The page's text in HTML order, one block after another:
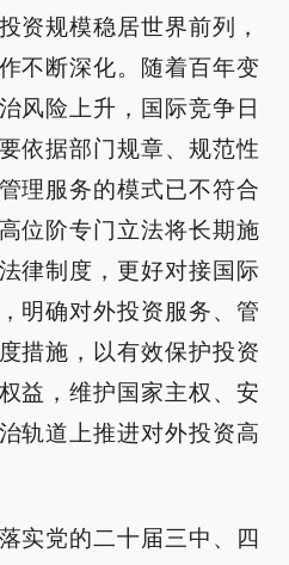
资规模稳居世界前列，
不断深化。随着百年变
风险上升，国际竞争日
依据部门规章、规范性
理服务的模式已不符合
位阶专门立法将长期施
律制度，更好对接国际
明确对外投资服务、管
措施，以有效保护投资
益，维护国家主权、安
轨道上推进对外投资高
实党的二十届三中、四